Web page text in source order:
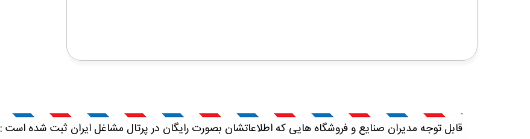
قابل توجه مدیران صنایع و فروشگاه هایی که اطلاعاتشان بصورت رایگان در پرتال مشاغل ایران ثبت شده است :